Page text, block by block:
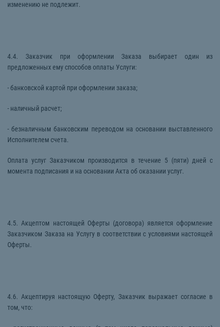
изменению не подлежит.
4.4. Заказчик при оформлении Заказа выбирает один из
предложенных ему способов оплаты Услуги:
- банковской картой при оформлении заказа;
- наличный расчет;
- безналичным банковским переводом на основании выставленного
Исполнителем счета.
Оплата услуг Заказчиком производится в течение 5 (пяти) дней с
момента подписания и на основании Акта об оказании услуг.
4.5. Акцептом настоящей Оферты (договора) является оформление
Заказчиком Заказа на Услугу в соответствии с условиями настоящей
Оферты.
4.6. Акцептируя настоящую Оферту, Заказчик выражает согласие в
том, что: